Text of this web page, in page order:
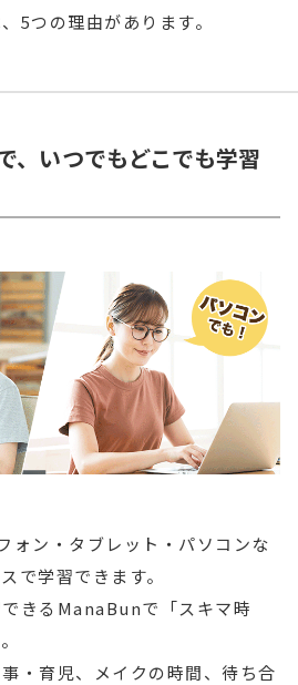
5つの理由があります。
、いつでもどこでも学習
ォン・タブレット・パソコンな
で学習できます。
きるManaBunで「スキマ時
・育児、メイクの時間、待ち合